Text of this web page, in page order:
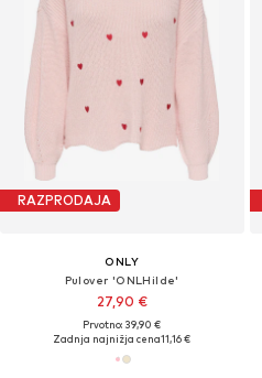
RAZPRODAJA
ONLY
Pulover 'ONLHilde'
27,90 €
Prvotno: 39,90 €
Zadnja najnižja cena11,16 €